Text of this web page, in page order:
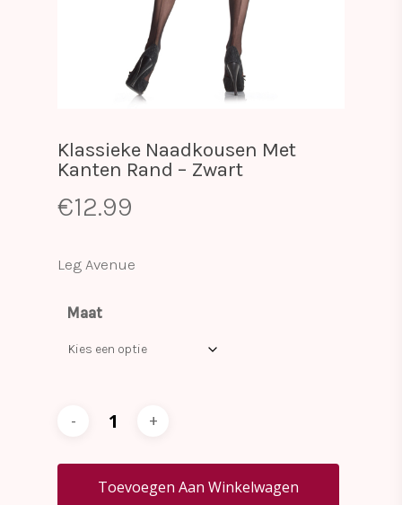
Klassieke Naadkousen Met
Kanten Rand – Zwart
€12.99
Leg Avenue
Maat
Toevoegen Aan Winkelwagen